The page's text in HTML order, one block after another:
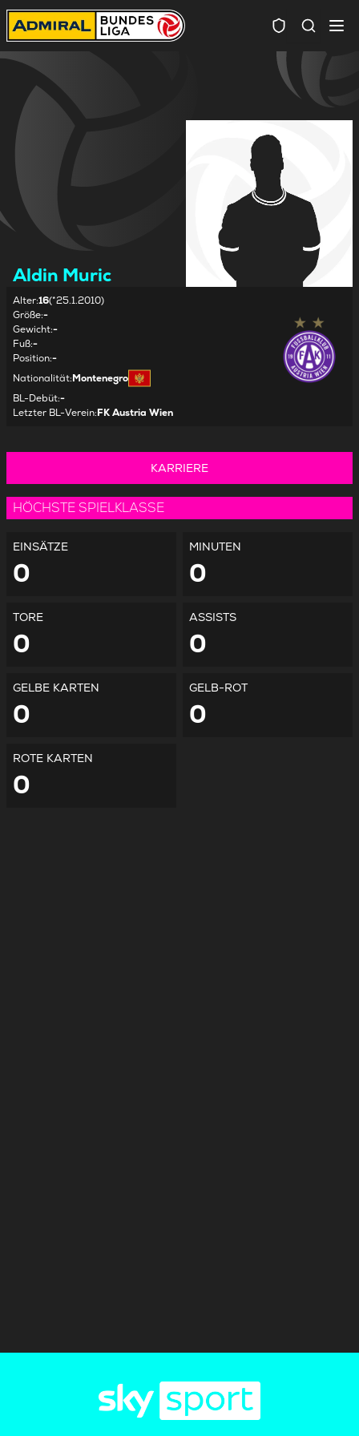
Aldin Muric
Alter:16(*25.1.2010)
Größe:-
Gewicht:-
Fuß:-
Position:-
Nationalität:Montenegro
BL-Debüt:-
Letzter BL-Verein:FK Austria Wien
KARRIERE
HÖCHSTE SPIELKLASSE
EINSÄTZE
0
MINUTEN
0
TORE
0
ASSISTS
0
GELBE KARTEN
0
GELB-ROT
0
ROTE KARTEN
0